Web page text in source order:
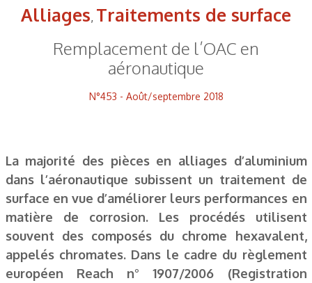
Alliages, Traitements de surface
Remplacement de l’OAC en
aéronautique
N°453 - Août/septembre 2018
La majorité des pièces en alliages d’aluminium
dans l’aéronautique subissent un traitement de
surface en vue d’améliorer leurs performances en
matière de corrosion. Les procédés utilisent
souvent des composés du chrome hexavalent,
appelés chromates. Dans le cadre du règlement
européen Reach n° 1907/2006 (Registration